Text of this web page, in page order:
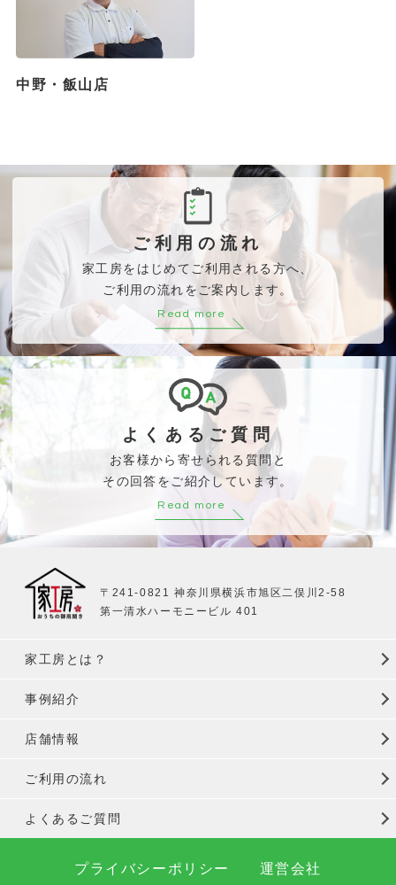
中野・飯山店
ご利用の流れ
家工房をはじめてご利用される方へ、
ご利用の流れをご案内します。
Read more
よくあるご質問
お客様から寄せられる質問と
その回答をご紹介しています。
Read more
〒241-0821 神奈川県横浜市旭区二俣川2-58
第一清水ハーモニービル 401
家工房とは？
事例紹介
店舗情報
ご利用の流れ
よくあるご質問
プライバシーポリシー 運営会社